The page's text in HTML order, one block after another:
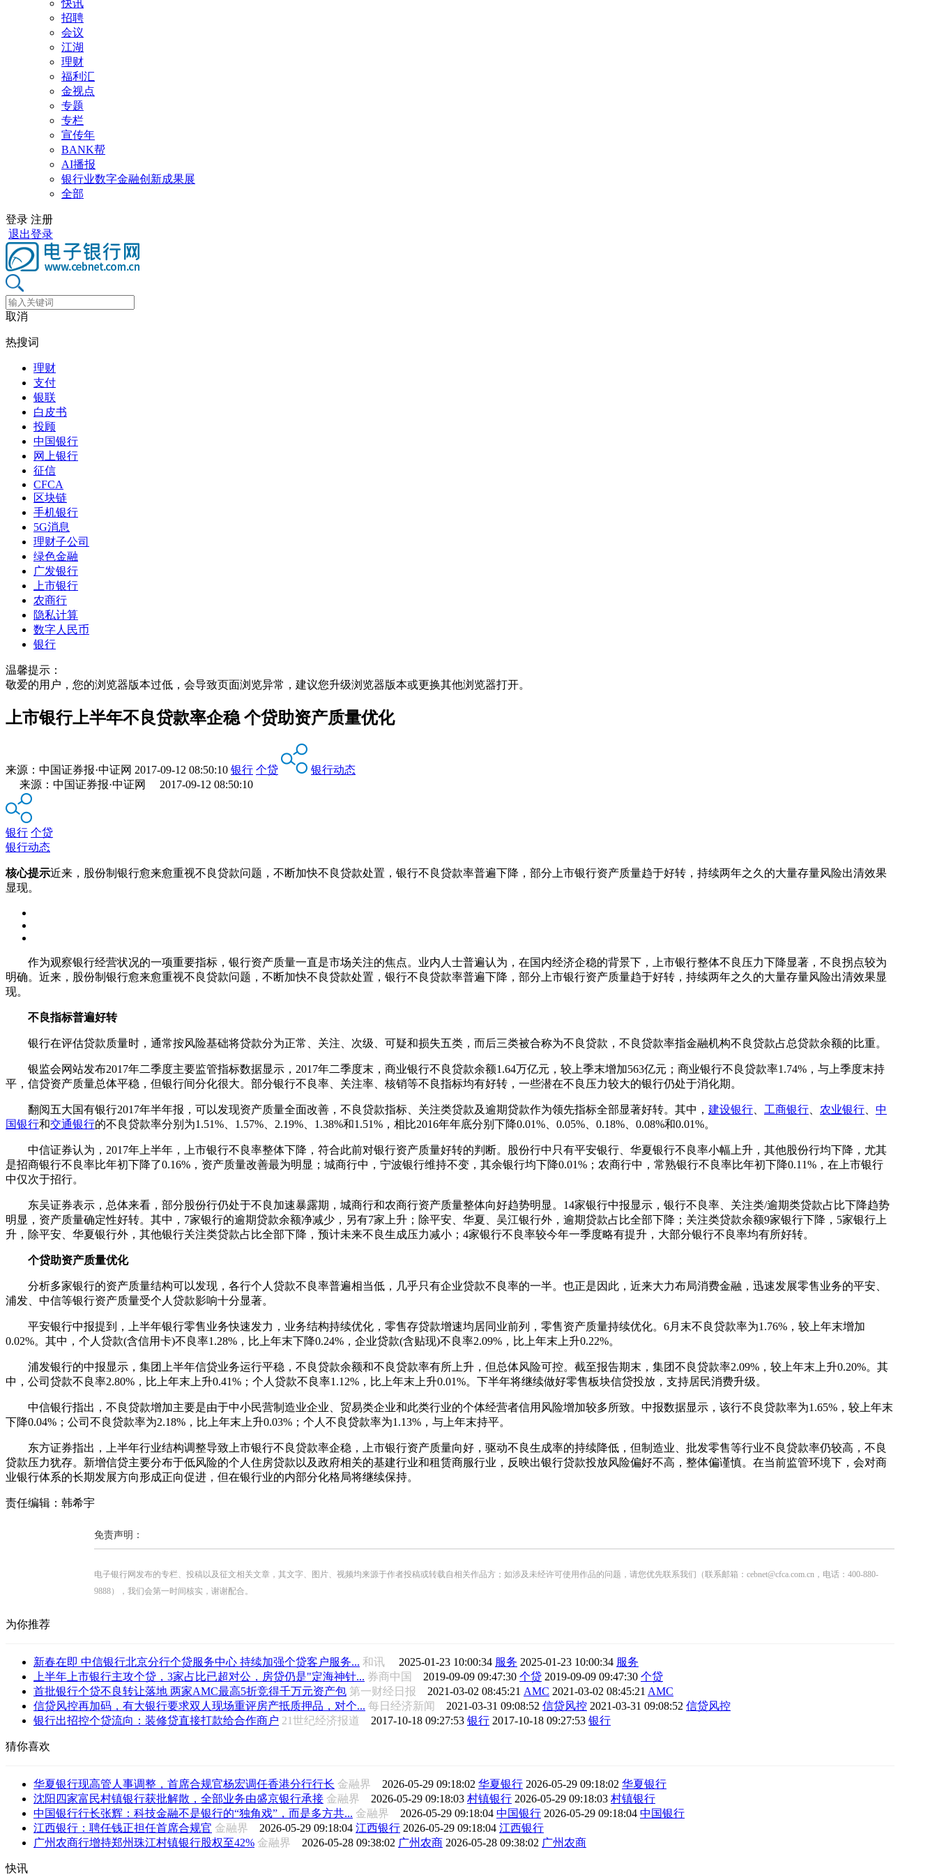
快讯
招聘
会议
江湖
理财
福利汇
金视点
专题
专栏
宣传年
BANK帮
AI播报
银行业数字金融创新成果展
全部
登录 注册
退出登录
取消
热搜词
理财
支付
银联
白皮书
投顾
中国银行
网上银行
征信
CFCA
区块链
手机银行
5G消息
理财子公司
绿色金融
广发银行
上市银行
农商行
隐私计算
数字人民币
银行
温馨提示：
敬爱的用户，您的浏览器版本过低，会导致页面浏览异常，建议您升级浏览器版本或更换其他浏览器打开。
上市银行上半年不良贷款率企稳 个贷助资产质量优化
来源： 中国证券报·中证网 2017-09-12 08:50:10 银行 个贷
银行动态
来源：中国证券报·中证网 2017-09-12 08:50:10
银行 个贷
银行动态
核心提示近来，股份制银行愈来愈重视不良贷款问题，不断加快不良贷款处置，银行不良贷款率普遍下降，部分上市银行资产质量趋于好转，持续两年之久的大量存量风险出清效果
显现。
作为观察银行经营状况的一项重要指标，银行资产质量一直是市场关注的焦点。业内人士普遍认为，在国内经济企稳的背景下，上市银行整体不良压力下降显著，不良拐点较为
明确。近来，股份制银行愈来愈重视不良贷款问题，不断加快不良贷款处置，银行不良贷款率普遍下降，部分上市银行资产质量趋于好转，持续两年之久的大量存量风险出清效果显
现。
不良指标普遍好转
银行在评估贷款质量时，通常按风险基础将贷款分为正常、关注、次级、可疑和损失五类，而后三类被合称为不良贷款，不良贷款率指金融机构不良贷款占总贷款余额的比重。
银监会网站发布2017年二季度主要监管指标数据显示，2017年二季度末，商业银行不良贷款余额1.64万亿元，较上季末增加563亿元；商业银行不良贷款率1.74%，与上季度末持
平，信贷资产质量总体平稳，但银行间分化很大。部分银行不良率、关注率、核销等不良指标均有好转，一些潜在不良压力较大的银行仍处于消化期。
翻阅五大国有银行2017年半年报，可以发现资产质量全面改善，不良贷款指标、关注类贷款及逾期贷款作为领先指标全部显著好转。其中， 建设银行 工商银行 农业银行
中
国银行和交通银行的不良贷款率分别为1.51%、1.57%、2.19%、1.38%和1.51%，相比2016年年底分别下降0.01%、0.05%、0.18%、0.08%和0.01%。
中信证券认为，2017年上半年，上市银行不良率整体下降，符合此前对银行资产质量好转的判断。股份行中只有平安银行、华夏银行不良率小幅上升，其他股份行均下降，尤其
是招商银行不良率比年初下降了0.16%，资产质量改善最为明显；城商行中，宁波银行维持不变，其余银行均下降0.01%；农商行中，常熟银行不良率比年初下降0.11%，在上市银行
中仅次于招行。
东吴证券表示，总体来看，部分股份行仍处于不良加速暴露期，城商行和农商行资产质量整体向好趋势明显。14家银行中报显示，银行不良率、关注类/逾期类贷款占比下降趋势
明显，资产质量确定性好转。其中，7家银行的逾期贷款余额净减少，另有7家上升；除平安、华夏、吴江银行外，逾期贷款占比全部下降；关注类贷款余额9家银行下降，5家银行上
升，除平安、华夏银行外，其他银行关注类贷款占比全部下降，预计未来不良生成压力减小；4家银行不良率较今年一季度略有提升，大部分银行不良率均有所好转。
个贷助资产质量优化
分析多家银行的资产质量结构可以发现，各行个人贷款不良率普遍相当低，几乎只有企业贷款不良率的一半。也正是因此，近来大力布局消费金融，迅速发展零售业务的平安、
浦发、中信等银行资产质量受个人贷款影响十分显著。
平安银行中报提到，上半年银行零售业务快速发力，业务结构持续优化，零售存贷款增速均居同业前列，零售资产质量持续优化。6月末不良贷款率为1.76%，较上年末增加
0.02%。其中，个人贷款(含信用卡)不良率1.28%，比上年末下降0.24%，企业贷款(含贴现)不良率2.09%，比上年末上升0.22%。
浦发银行的中报显示，集团上半年信贷业务运行平稳，不良贷款余额和不良贷款率有所上升，但总体风险可控。截至报告期末，集团不良贷款率2.09%，较上年末上升0.20%。其
中，公司贷款不良率2.80%，比上年末上升0.41%；个人贷款不良率1.12%，比上年末上升0.01%。下半年将继续做好零售板块信贷投放，支持居民消费升级。
中信银行指出，不良贷款增加主要是由于中小民营制造业企业、贸易类企业和此类行业的个体经营者信用风险增加较多所致。中报数据显示，该行不良贷款率为1.65%，较上年末
下降0.04%；公司不良贷款率为2.18%，比上年末上升0.03%；个人不良贷款率为1.13%，与上年末持平。
东方证券指出，上半年行业结构调整导致上市银行不良贷款率企稳，上市银行资产质量向好，驱动不良生成率的持续降低，但制造业、批发零售等行业不良贷款率仍较高，不良
贷款压力犹存。新增信贷主要分布于低风险的个人住房贷款以及政府相关的基建行业和租赁商服行业，反映出银行贷款投放风险偏好不高，整体偏谨慎。在当前监管环境下，会对商
业银行体系的长期发展方向形成正向促进，但在银行业的内部分化格局将继续保持。
责任编辑：韩希宇
免责声明：
电子银行网发布的专栏、投稿以及征文相关文章，其文字、图片、视频均来源于作者投稿或转载自相关作品方；如涉及未经许可使用作品的问题，请您优先联系我们（联系邮箱：cebnet@cfca.com.cn，电话：400-880-
9888），我们会第一时间核实，谢谢配合。
为你推荐
新春在即 中信银行北京分行个贷服务中心 持续加强个贷客户服务... 和讯 2025-01-23 10:00:34 服务 2025-01-23 10:00:34 服务
上半年上市银行主攻个贷，3家占比已超对公，房贷仍是"定海神针... 券商中国 2019-09-09 09:47:30 个贷 2019-09-09 09:47:30 个贷
首批银行个贷不良转让落地 两家AMC最高5折竞得千万元资产包 第一财经日报 2021-03-02 08:45:21 AMC 2021-03-02 08:45:21 AMC
信贷风控再加码，有大银行要求双人现场重评房产抵质押品，对个... 每日经济新闻 2021-03-31 09:08:52 信贷风控 2021-03-31 09:08:52 信贷风控
银行出招控个贷流向：装修贷直接打款给合作商户 21世纪经济报道 2017-10-18 09:27:53 银行 2017-10-18 09:27:53 银行
猜你喜欢
华夏银行现高管人事调整，首席合规官杨宏调任香港分行行长 金融界 2026-05-29 09:18:02 华夏银行 2026-05-29 09:18:02 华夏银行
沈阳四家富民村镇银行获批解散，全部业务由盛京银行承接 金融界 2026-05-29 09:18:03 村镇银行 2026-05-29 09:18:03 村镇银行
中国银行行长张辉：科技金融不是银行的“独角戏”，而是多方共... 金融界 2026-05-29 09:18:04 中国银行 2026-05-29 09:18:04 中国银行
江西银行：聘任钱正担任首席合规官 金融界 2026-05-29 09:18:04 江西银行 2026-05-29 09:18:04 江西银行
广州农商行增持郑州珠江村镇银行股权至42% 金融界 2026-05-28 09:38:02 广州农商 2026-05-28 09:38:02 广州农商
快讯